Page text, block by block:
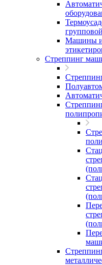
Машины и
Стреппинг